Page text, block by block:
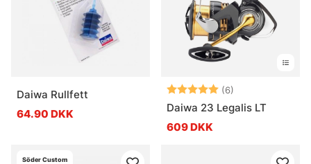
Daiwa Rullfett
64.90 DKK
Vurdering: (6)
Daiwa 23 Legalis LT
609 DKK
Söder Custom